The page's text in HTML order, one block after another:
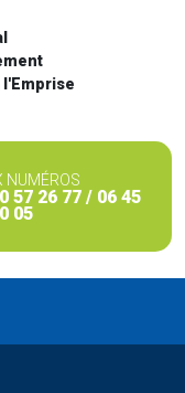
l'Emprise
NUMÉROS
57 26 77 / 06 45
05